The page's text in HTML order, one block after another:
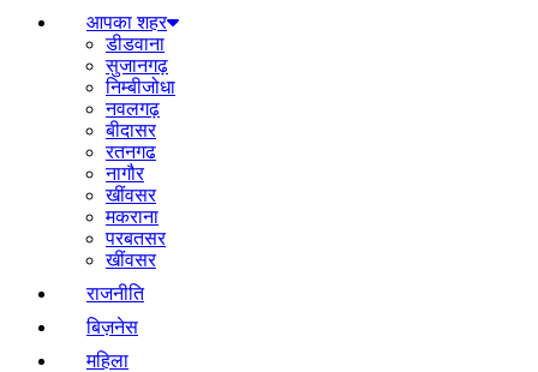
आपका शहर
डीडवाना
सुजानगढ़
निम्बीजोधा
नवलगढ़
बीदासर
रतनगढ
नागौर
खींवसर
मकराना
परबतसर
खींवसर
राजनीति
बिज़नेस
महिला